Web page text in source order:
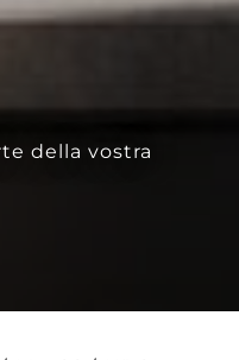
della vostra